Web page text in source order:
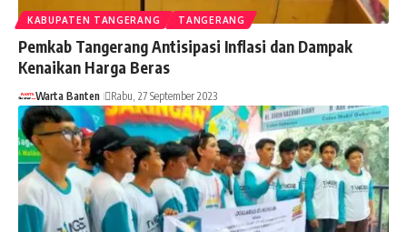
KABUPATEN TANGERANG TANGERANG
Pemkab Tangerang Antisipasi Inflasi dan Dampak
Kenaikan Harga Beras
Warta Banten Rabu, 27 September 2023